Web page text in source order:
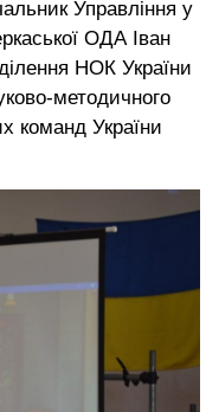
Управління у
ОДА Іван
НОК України
методичного
команд України